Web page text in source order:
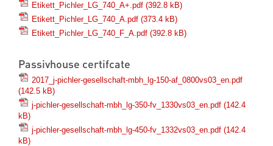
Etikett_Pichler_LG_740_A+.pdf (392.8 kB)
Etikett_Pichler_LG_740_A.pdf (373.4 kB)
Etikett_Pichler_LG_740_F_A.pdf (392.8 kB)
Passivhouse certifcate
2017_j-pichler-gesellschaft-mbh_lg-150-af_0800vs03_en.pdf
(142.5 kB)
j-pichler-gesellschaft-mbh_lg-350-fv_1330vs03_en.pdf (142.4
kB)
j-pichler-gesellschaft-mbh_lg-450-fv_1332vs03_en.pdf (142.4
kB)